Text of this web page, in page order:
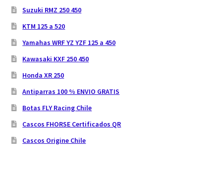
Suzuki RMZ 250 450
KTM 125 a 520
Yamahas WRF YZ YZF 125 a 450
Kawasaki KXF 250 450
Honda XR 250
Antiparras 100 % ENVIO GRATIS
Botas FLY Racing Chile
Cascos FHORSE Certificados QR
Cascos Origine Chile